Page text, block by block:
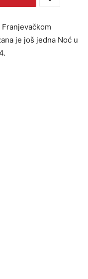
je još jedna Noć u